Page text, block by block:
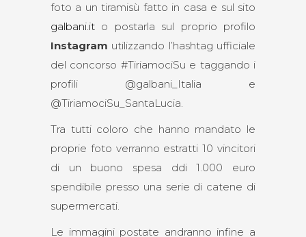
foto a un tiramisù fatto in casa e sul sito
galbani.it o postarla sul proprio profilo
Instagram utilizzando l’hashtag ufficiale
del concorso #TiriamociSu e taggando i
profili @galbani_Italia e
@TiriamociSu_SantaLucia.
Tra tutti coloro che hanno mandato le
proprie foto verranno estratti 10 vincitori
di un buono spesa ddi 1.000 euro
spendibile presso una serie di catene di
supermercati.
Le immagini postate andranno infine a